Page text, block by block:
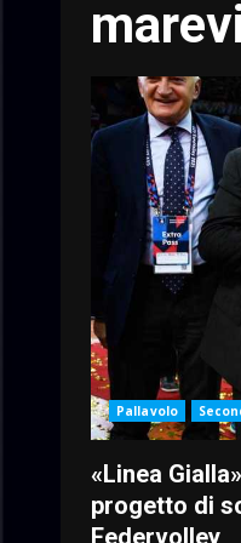
Pallavolo
«Linea
progetto di
Federvolley